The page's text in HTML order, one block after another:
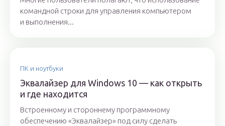
командной строки для управления компьютером
и выполнения...
ПК и ноутбуки
Эквалайзер для Windows 10 — как открыть
и где находится
Встроенному и стороннему программному
обеспечению «Эквалайзер» под силу сделать